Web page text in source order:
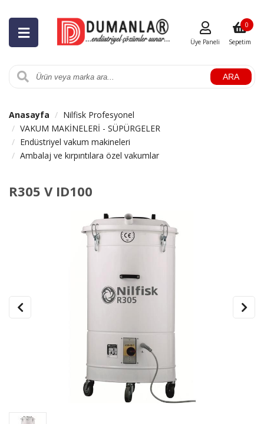
ARA
Üye Paneli Sepetim
0
Anasayfa
Nilfisk Profesyonel
VAKUM MAKİNELERİ - SÜPÜRGELER
Endüstriyel vakum makineleri
Ambalaj ve kırpıntılara özel vakumlar
R305 V ID100